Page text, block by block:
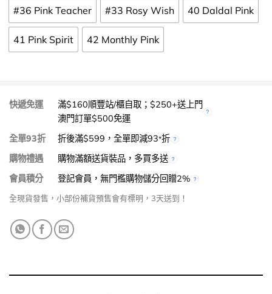
#36 Pink Teacher #33 Rosy Wish 40 Daldal Pink
41 Pink Spirit 42 Monthly Pink
快遞免運
滿$160順豐站/櫃自取；$250+送上門
澳門訂單$500免運
全單93折
折後滿$599，全單即減93*折
購物禮遇
購物滿額送貨裝品，多買多送
會員積分
登記會員，無門檻購物儲分回贈2%
全現貨發售，小部份補貨預售會有標明，3天送到！